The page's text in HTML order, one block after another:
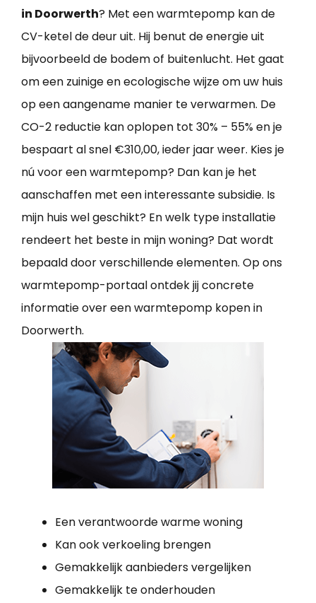
in Doorwerth? Met een warmtepomp kan de
CV-ketel de deur uit. Hij benut de energie uit
bijvoorbeeld de bodem of buitenlucht. Het gaat
om een zuinige en ecologische wijze om uw huis
op een aangename manier te verwarmen. De
CO-2 reductie kan oplopen tot 30% – 55% en je
bespaart al snel €310,00, ieder jaar weer. Kies je
nú voor een warmtepomp? Dan kan je het
aanschaffen met een interessante subsidie. Is
mijn huis wel geschikt? En welk type installatie
rendeert het beste in mijn woning? Dat wordt
bepaald door verschillende elementen. Op ons
warmtepomp-portaal ontdek jij concrete
informatie over een warmtepomp kopen in
Doorwerth.
Een verantwoorde warme woning
Kan ook verkoeling brengen
Gemakkelijk aanbieders vergelijken
Gemakkelijk te onderhouden